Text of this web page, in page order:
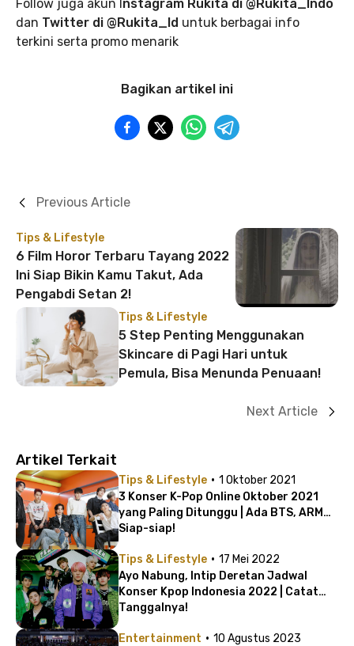
Follow juga akun I nstagram Rukita di @Rukita_Indo
dan Twitter di @Rukita_Id untuk berbagai info
terkini serta promo menarik
Bagikan artikel ini
Tips & Lifestyle
6 Film Horor Terbaru Tayang 2022
Ini Siap Bikin Kamu Takut, Ada
Pengabdi Setan 2!
Previous Article
Tips & Lifestyle
5 Step Penting Menggunakan
Skincare di Pagi Hari untuk
Pemula, Bisa Menunda Penuaan!
Next Article
Artikel Terkait
Tips & Lifestyle · 1 Oktober 2021
3 Konser K-Pop Online Oktober 2021
yang Paling Ditunggu | Ada BTS, ARMY
Siap-siap!
Tips & Lifestyle · 17 Mei 2022
Ayo Nabung, Intip Deretan Jadwal
Konser Kpop Indonesia 2022 | Catat
Tanggalnya!
Entertainment · 10 Agustus 2023